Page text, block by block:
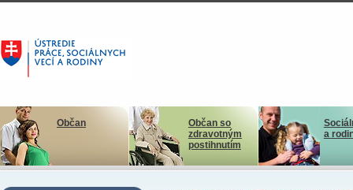
Občan
Občan so
zdravotným
postihnutím
a